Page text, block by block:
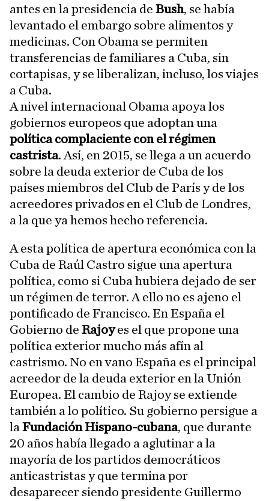
antes en la presidencia de Bush, se había
levantado el embargo sobre alimentos y
medicinas. Con Obama se permiten
transferencias de familiares a Cuba, sin
cortapisas, y se liberalizan, incluso, los viajes
a Cuba.
A nivel internacional Obama apoya los
gobiernos europeos que adoptan una
política complaciente con el régimen
castrista. Así, en 2015, se llega a un acuerdo
sobre la deuda exterior de Cuba de los
países miembros del Club de París y de los
acreedores privados en el Club de Londres,
a la que ya hemos hecho referencia.
A esta política de apertura económica con la
Cuba de Raúl Castro sigue una apertura
política, como si Cuba hubiera dejado de ser
un régimen de terror. A ello no es ajeno el
pontificado de Francisco. En España el
Gobierno de Rajoyes el que propone una
política exterior mucho más afín al
castrismo. No en vano España es el principal
acreedor de la deuda exterior en la Unión
Europea. El cambio de Rajoy se extiende
también a lo político. Su gobierno persigue a
la Fundación Hispano-cubana, que durante
20 años había llegado a aglutinar a la
mayoría de los partidos democráticos
anticastristas y que termina por
desaparecer siendo presidente Guillermo